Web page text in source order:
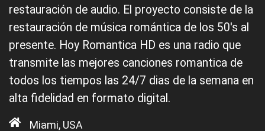
restauración de audio. El proyecto consiste de la
restauración de música romántica de los 50's al
presente. Hoy Romantica HD es una radio que
transmite las mejores canciones romantica de
todos los tiempos las 24/7 dias de la semana en
alta fidelidad en formato digital.
Miami, USA